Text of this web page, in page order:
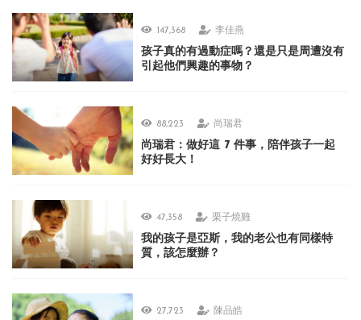
147,368 李佳燕
孩子真的有過動症嗎？還是只是周遭沒有
引起他們興趣的事物？
88,223 尚瑞君
尚瑞君：做好這 7 件事，陪伴孩子一起
好好長大！
47,358 栗子燒雞
我的孩子是亞斯，我的老公也有同樣特
質，該怎麼辦？
27,723 陳品皓